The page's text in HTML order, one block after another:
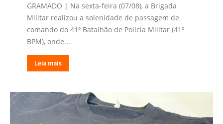
GRAMADO | Na sexta-feira (07/08), a Brigada
Militar realizou a solenidade de passagem de
comando do 41º Batalhão de Polícia Militar (41º
BPM), onde...
Leia mais